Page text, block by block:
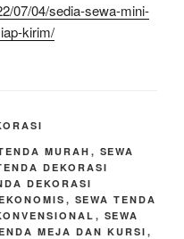
07/04/sedia-sewa-mini-
kirim/
MURAH , SEWA
DEKORASI
DEKORASI
, SEWA TENDA
, SEWA
MEJA DAN KURSI ,